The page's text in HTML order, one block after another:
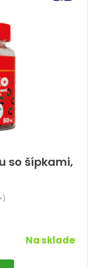
so šípkami,
Na sklade